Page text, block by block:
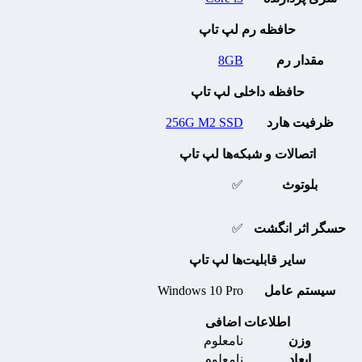
حافظه رم لپ تاپ
مقدار رم 8GB
حافظه داخلی لپ تاپ
ظرفیت هارد 256G M2 SSD
اتصالات و شبکه‌ها لپ تاپ
بلوتوث ✅
حسگر اثر انگشت ✅
سایر قابلیت‌ها لپ تاپ
سیستم عامل Windows 10 Pro
اطلاعات اضافی
وزن
نامعلوم
ابعاد
نامعلوم